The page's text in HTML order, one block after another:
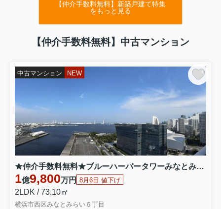
【仲介手数料無料】新築戸建て特集
をもっと見る
【仲介手数料無料】中古マンション
中古マンション NEW
★仲介手数料無料★ブルーハーバータワーみなとみらい 1908
1億9,800万円 8月6日 値下げ
2LDK / 73.10㎡
横浜市西区みなとみらい６丁目